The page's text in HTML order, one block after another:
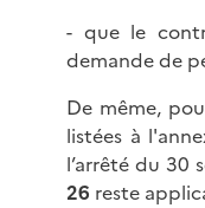
- que le
demande de
De même,
listées à
l’arrêté du 30
26 reste